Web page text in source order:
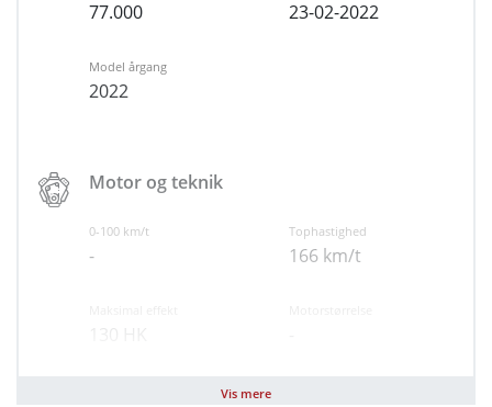
Forbehold for tastefejl
77.000 23-02-2022
Model årgang
2022
Motor og teknik
0-100 km/t
-
Tophastighed
166 km/t
Vis mere